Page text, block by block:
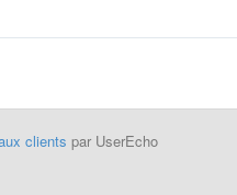
clients par UserEcho